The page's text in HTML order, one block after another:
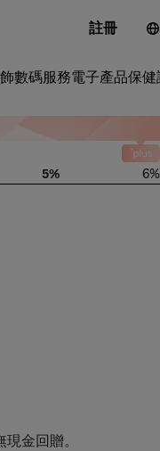
註冊
數碼服務電子產品保健
5% 6%
金回贈。